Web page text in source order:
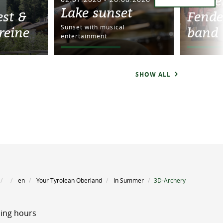
&
Lake sunset
Sunset with musical
entertainment
band
SHOW ALL
en Your Tyrolean Oberland In Summer 3D-Archery
hours